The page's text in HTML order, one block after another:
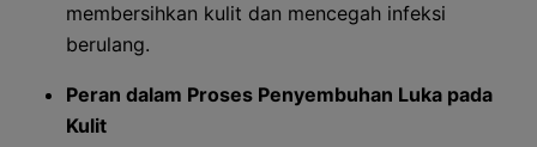
membersihkan kulit dan mencegah infeksi
berulang.
Peran dalam Proses Penyembuhan Luka pada
Kulit